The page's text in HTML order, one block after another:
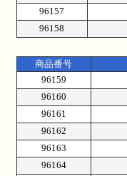
96157
96158
商品番号
96159
96160
96161
96162
96163
96164